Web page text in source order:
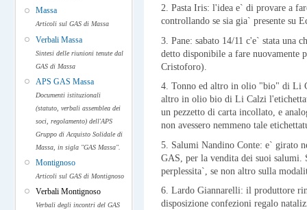
Massa
Articoli sul GAS di Massa
Verbali Massa
Sintesi delle riunioni tenute dal
GAS di Massa
APS GAS Massa
Documenti istituzionali
(statuto, verbali assemblea dei
soci, regolamento) dell'APS
Gruppo di Acquisto Solidale di
Massa, in sigla "GAS Massa".
Montignoso
Articoli sul GAS di Montignoso
Verbali Montignoso
Verbali degli incontri del GAS
2. Pasta Iris: l'idea e` di provare a
controllando se sia gia` presente su
3. Pane: sabato 14/11 c'e` stata una
detto disponibile a fare nuovamente
Cristoforo).
4. Tonno ed altro in olio "bio" di Li
altro in olio bio di Li Calzi
un pezzetto di carta incollato, e
non avessero nemmeno tale
5. Salumi Nandino Conte: e` girato
GAS, per la vendita dei suoi salumi.
perplessita`, se non altro sulla
6. Lardo Giannarelli: il produttore
disposizione confezioni regalo